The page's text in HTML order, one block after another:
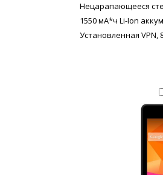
Нецарапающееся
1550 мА*ч Li-Ion
Установленная VPN,